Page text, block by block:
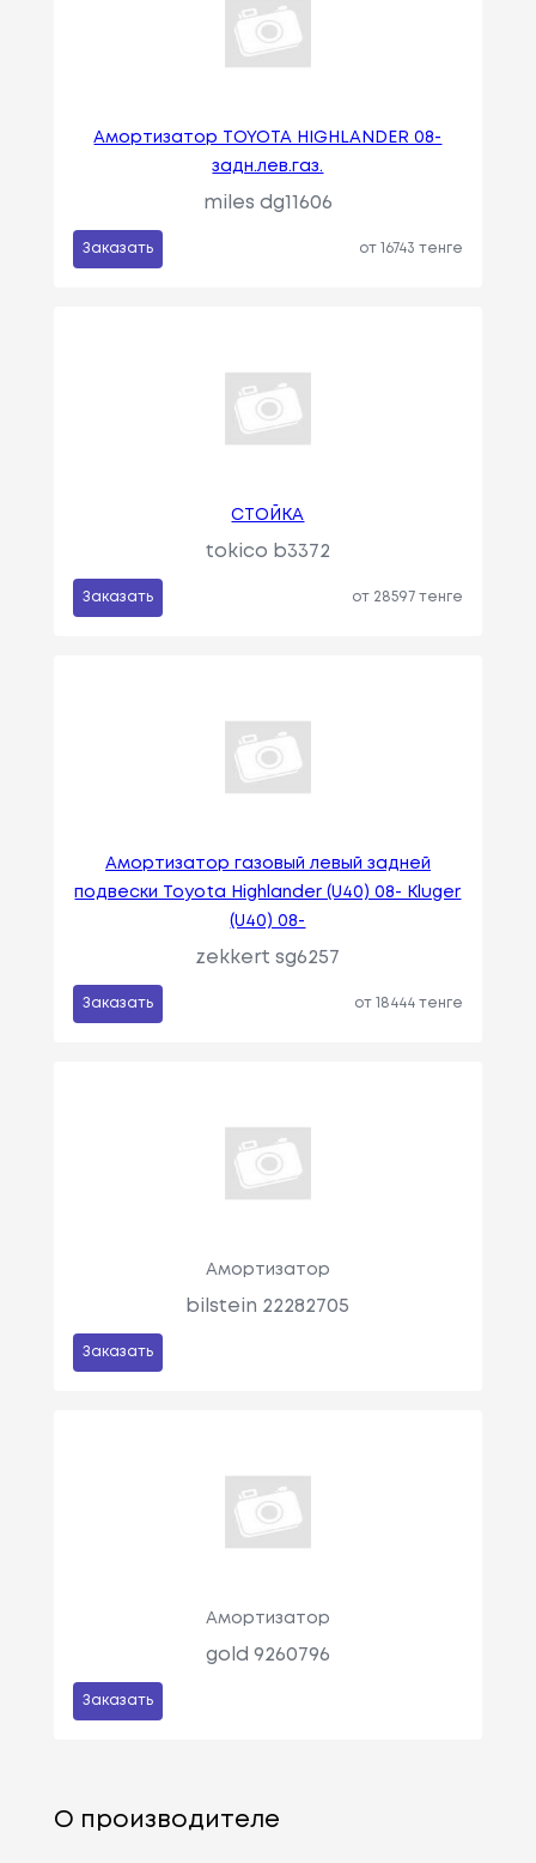
Амортизатор TOYOTA HIGHLANDER 08-
задн.лев.газ.
miles dg11606
Заказать от 16743 тенге
СТОЙКА
tokico b3372
Заказать от 28597 тенге
Амортизатор газовый левый задней
подвески Toyota Highlander (U40) 08- Kluger
(U40) 08-
zekkert sg6257
Заказать от 18444 тенге
Амортизатор
bilstein 22282705
Заказать
Амортизатор
gold 9260796
Заказать
О производителе